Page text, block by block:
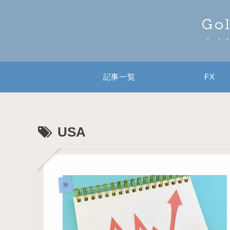
記事一覧 FX
USA
株